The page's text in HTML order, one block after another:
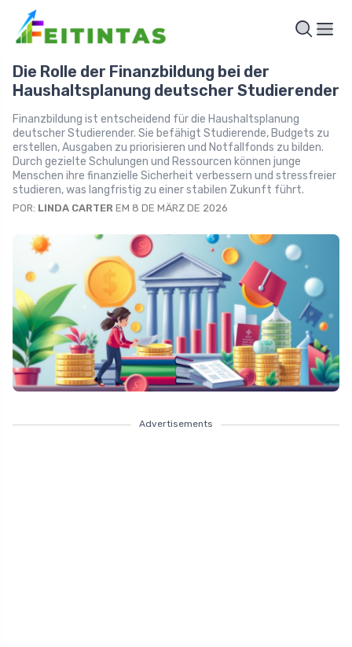
Die Rolle der Finanzbildung bei der
Haushaltsplanung deutscher Studierender
Finanzbildung ist entscheidend für die Haushaltsplanung
deutscher Studierender. Sie befähigt Studierende, Budgets zu
erstellen, Ausgaben zu priorisieren und Notfallfonds zu bilden.
Durch gezielte Schulungen und Ressourcen können junge
Menschen ihre finanzielle Sicherheit verbessern und stressfreier
studieren, was langfristig zu einer stabilen Zukunft führt.
POR: LINDA CARTER EM 8 DE MÄRZ DE 2026
Advertisements